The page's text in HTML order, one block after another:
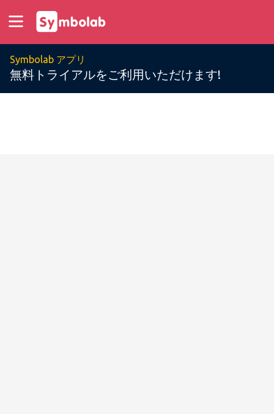
Symbolab アプリ
無料トライアルをご利用いただけます!